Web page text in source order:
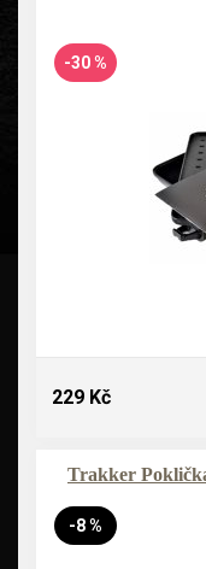
-30 %
229 Kč
Trakker
-8 %